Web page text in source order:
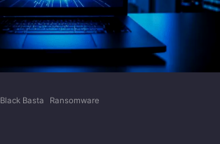
Black Basta Ransomware